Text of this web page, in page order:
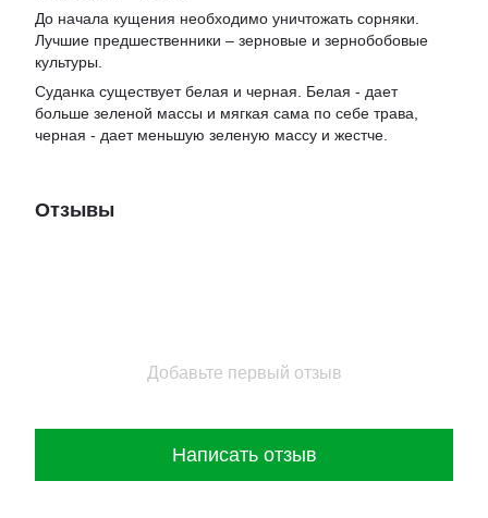
До начала кущения необходимо уничтожать сорняки.
Лучшие предшественники – зерновые и зернобобовые
культуры.
Суданка существует белая и черная. Белая - дает
больше зеленой массы и мягкая сама по себе трава,
черная - дает меньшую зеленую массу и жестче.
Отзывы
Добавьте первый отзыв
Написать отзыв